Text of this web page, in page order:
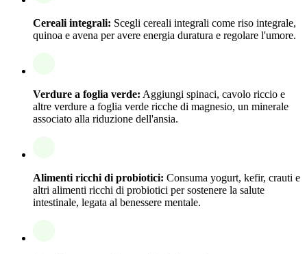
Cereali integrali: Scegli cereali integrali come riso integrale,
quinoa e avena per avere energia duratura e regolare l'umore.
Verdure a foglia verde: Aggiungi spinaci, cavolo riccio e
altre verdure a foglia verde ricche di magnesio, un minerale
associato alla riduzione dell'ansia.
Alimenti ricchi di probiotici: Consuma yogurt, kefir, crauti e
altri alimenti ricchi di probiotici per sostenere la salute
intestinale, legata al benessere mentale.